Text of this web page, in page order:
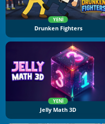
YENI
Drunken Fighters
YENI
Jelly Math 3D